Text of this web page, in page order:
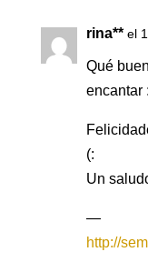
rina** el
Qué
encantar
(:
Un
—
http://